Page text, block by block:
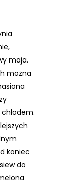
maja.
można
koniec
do